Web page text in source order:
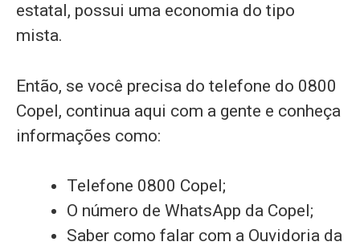
estatal, possui uma economia do tipo
mista.
Então, se você precisa do telefone do 0800
Copel, continua aqui com a gente e conheça
informações como:
Telefone 0800 Copel;
O número de WhatsApp da Copel;
Saber como falar com a Ouvidoria da